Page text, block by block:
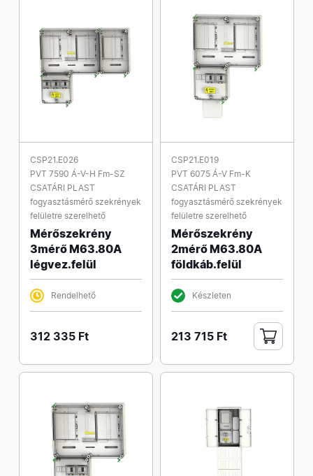
CSP21.E026
PVT 7590 Á-V-H Fm-SZ
CSATÁRI PLAST
fogyasztásmérő szekrények
felületre szerelhető
Mérőszekrény
3mérő M63.80A
légvez.felül
Rendelhető
312 335 Ft
CSP21.E019
PVT 6075 Á-V Fm-K
CSATÁRI PLAST
fogyasztásmérő szekrények
felületre szerelhető
Mérőszekrény
2mérő M63.80A
földkáb.felül
Készleten
213 715 Ft